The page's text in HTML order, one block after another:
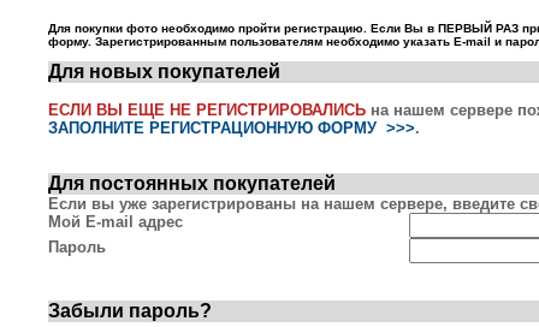
Для покупки фото необходимо пройти регистрацию. Если Вы в ПЕРВЫЙ РАЗ
форму. Зарегистрированным пользователям необходимо указать E-mail и
Для новых покупателей
ЕСЛИ ВЫ ЕЩЕ НЕ РЕГИСТРИРОВАЛИСЬ на нашем сервере
ЗАПОЛНИТЕ РЕГИСТРАЦИОННУЮ ФОРМУ >>>.
Для постоянных покупателей
Если вы уже зарегистрированы на нашем сервере, введите
Мой E-mail адрес
Пароль
Забыли пароль?